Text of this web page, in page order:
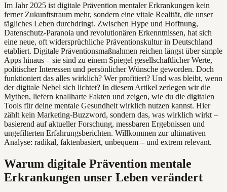
Im Jahr 2025 ist digitale Prävention mentaler Erkrankungen kein
ferner Zukunftstraum mehr, sondern eine vitale Realität, die unser
tägliches Leben durchdringt. Zwischen Hype und Hoffnung,
Datenschutz-Paranoia und revolutionären Erkenntnissen, hat sich
eine neue, oft widersprüchliche Präventionskultur in Deutschland
etabliert. Digitale Präventionsmaßnahmen reichen längst über simple
Apps hinaus – sie sind zu einem Spiegel gesellschaftlicher Werte,
politischer Interessen und persönlicher Wünsche geworden. Doch
funktioniert das alles wirklich? Wer profitiert? Und was bleibt, wenn
der digitale Nebel sich lichtet? In diesem Artikel zerlegen wir die
Mythen, liefern knallharte Fakten und zeigen, wie du die digitalen
Tools für deine mentale Gesundheit wirklich nutzen kannst. Hier
zählt kein Marketing-Buzzword, sondern das, was wirklich wirkt –
basierend auf aktueller Forschung, messbaren Ergebnissen und
ungefilterten Erfahrungsberichten. Willkommen zur ultimativen
Analyse: radikal, faktenbasiert, unbequem – und extrem relevant.
Warum digitale Prävention mentale
Erkrankungen unser Leben verändert